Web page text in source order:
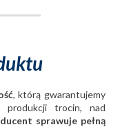
, którą gwarantujemy
produkcji trocin, nad
sprawuje pełną